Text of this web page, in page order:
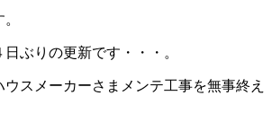
ぶりの更新です・・・。
スメーカーさまメンテ工事を無事終え